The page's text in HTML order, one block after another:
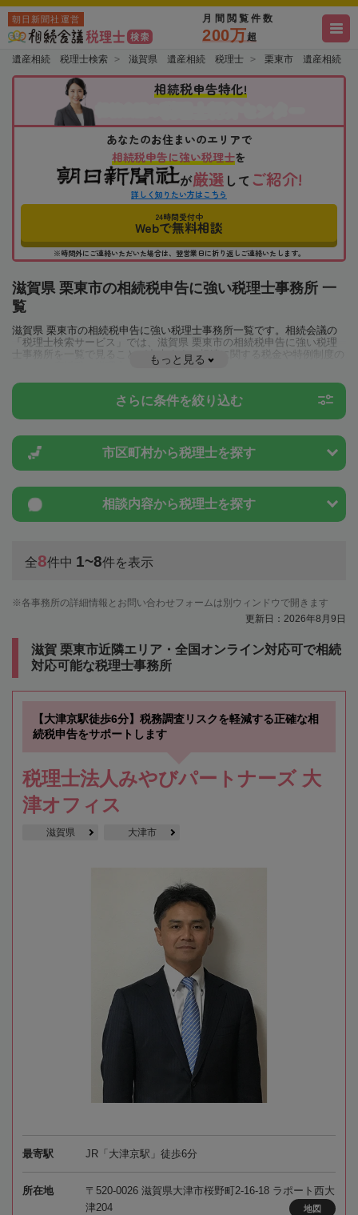
朝日新聞社運営 月間閲覧件数
200万超
遺産相続 税理士検索 滋賀県 遺産相続 税理士 栗東市 遺産相続
相続税申告特化!
あなたのお住まいのエリアで
相続税申告に強い税理士を
が厳選 して ご紹介!
詳しく知りたい方はこちら
24時間受付中
Webで無料相談
※時間外にご連絡いただいた場合は、翌営業日に折り返しご連絡いたします。
滋賀県 栗東市の相続税申告に強い税理士事務所 一
覧
滋賀県 栗東市の相続税申告に強い税理士事務所一覧です。相続会議の
「税理士検索サービス」では、滋賀県 栗東市の相続税申告に強い税理
士事務所を一覧で見ることが出来ます。相続に関する税金や特例制度の
ことは一度近隣の税理士に相談してみましょう。
もっと見る
さらに条件を絞り込む
市区町村から税理士を探す
相談内容から税理士を探す
全8件中 1~8件を表示
各事務所の詳細情報とお問い合わせフォームは別ウィンドウで開きます
更新日：2026年8月9日
滋賀 栗東市近隣エリア・全国オンライン対応可で相続
対応可能な税理士事務所
【大津京駅徒歩6分】税務調査リスクを軽減する正確な相
続税申告をサポートします
税理士法人みやびパートナーズ 大
津オフィス
滋賀県 大津市
最寄駅 JR「大津京駅」徒歩6分
所在地
〒520-0026 滋賀県大津市桜野町2-16-18 ラポート西大
津204
地図